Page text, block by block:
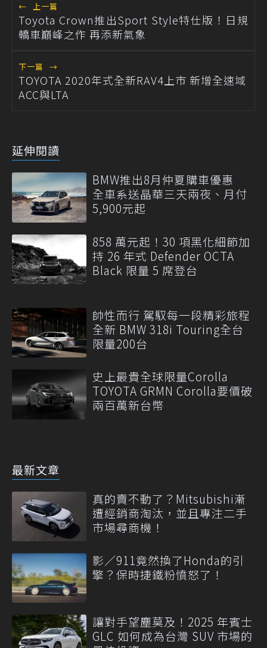
← 上一篇
Toyota Crown推出Sport Style特仕版！日規
轎車巔峰之作 再添新氣象
下一篇 →
TOYOTA 2020年式全新RAV4上市 新增全速域
ACC與LTA
延伸閱讀
BMW推出8月仲夏購車優惠
全車系送晶華三天兩夜、月付
5,900元起
858 萬元起！30 項黑化細節加
持 26 年式 Defender OCTA
Black 限量 5 席登台
帥性而行 駕馭每一段精彩旅程
全新 BMW 318i Touring全台
限量200台
史上最貴全球限量Corolla
TOYOTA GRMN Corolla要價破
兩百萬新台幣
最新文章
真的賣不動了？Mitsubishi漸
遭經銷商淘汰，並且專注二手
市場尋商機！
影／911竟然換了Honda的引
擎？保時捷鐵粉憤怒了！
讓對手望塵莫及！2025 年賓士
GLC 如何成為台灣 SUV 市場的